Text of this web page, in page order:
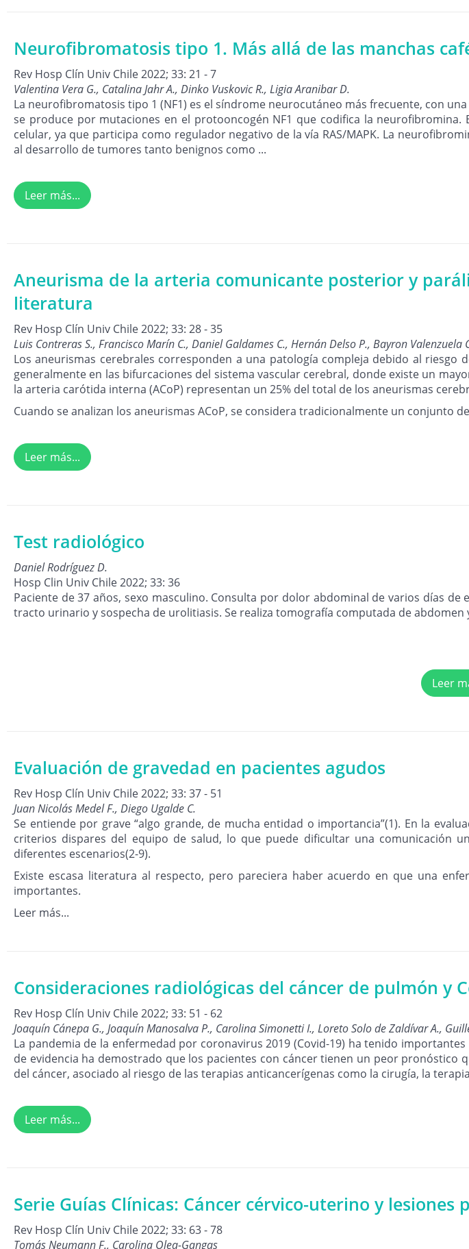
Neurofibromatosis tipo 1. Más allá de las manchas
Rev Hosp Clín Univ Chile 2022; 33: 21 - 7
Valentina Vera G., Catalina Jahr A., Dinko Vuskovic R., Ligia Aranibar D.
La neurofibromatosis tipo 1 (NF1) es el síndrome neurocutáneo más frecuente, con
se produce por mutaciones en el protooncogén NF1 que codifica la
celular, ya que participa como regulador negativo de la vía RAS/MAPK. La
al desarrollo de tumores tanto benignos como ...
Leer más...
Aneurisma de la arteria comunicante posterior y
literatura
Rev Hosp Clín Univ Chile 2022; 33: 28 - 35
Luis Contreras S., Francisco Marín C., Daniel Galdames C., Hernán Delso P., Bayron Valenzuela
Los aneurismas cerebrales corresponden a una patología compleja debido al riesgo
generalmente en las bifurcaciones del sistema vascular cerebral, donde existe un
la arteria carótida interna (ACoP) representan un 25% del total de los aneurismas
Cuando se analizan los aneurismas ACoP, se considera tradicionalmente un conjunto
Leer más...
Test radiológico
Daniel Rodríguez D.
Hosp Clin Univ Chile 2022; 33: 36
Paciente de 37 años, sexo masculino. Consulta por dolor abdominal de varios días
tracto urinario y sospecha de urolitiasis. Se realiza tomografía computada de
Leer
Evaluación de gravedad en pacientes agudos
Rev Hosp Clín Univ Chile 2022; 33: 37 - 51
Juan Nicolás Medel F., Diego Ugalde C.
Se entiende por grave “algo grande, de mucha entidad o importancia”(1). En la
criterios dispares del equipo de salud, lo que puede dificultar una comunicación
diferentes escenarios(2-9).
Existe escasa literatura al respecto, pero pareciera haber acuerdo en que una
importantes.
Leer más...
Consideraciones radiológicas del cáncer de pulmón y
Rev Hosp Clín Univ Chile 2022; 33: 51 - 62
Joaquín Cánepa G., Joaquín Manosalva P., Carolina Simonetti I., Loreto Solo de Zaldívar A.,
La pandemia de la enfermedad por coronavirus 2019 (Covid-19) ha tenido
de evidencia ha demostrado que los pacientes con cáncer tienen un peor
del cáncer, asociado al riesgo de las terapias anticancerígenas como la cirugía, la
Leer más...
Serie Guías Clínicas: Cáncer cérvico-uterino y lesiones
Rev Hosp Clín Univ Chile 2022; 33: 63 - 78
Tomás Neumann F., Carolina Olea-Gangas